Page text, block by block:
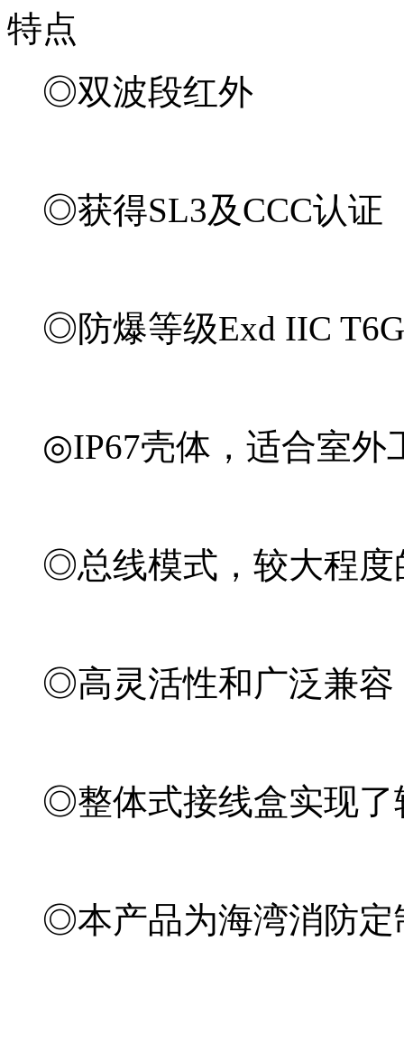
特点
◎双波段红外
◎获得SL3及CCC认证
◎防爆等级Exd IIC
◎IP67壳体，适合室外
◎总线模式，较大程度
◎高灵活性和广泛兼容
◎整体式接线盒实现了
◎本产品为海湾消防定